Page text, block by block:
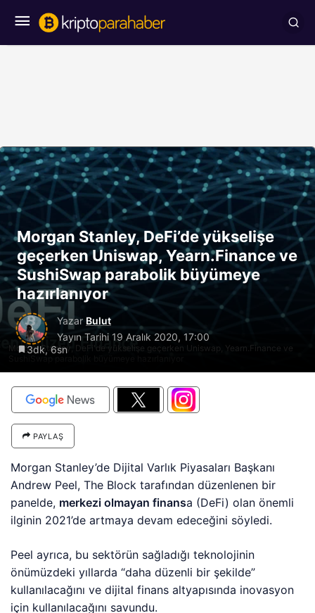
Morgan Stanley, DeFi'de yükselişe geçerken Uniswap, Yearn.Finance ve
SushiSwap parabolik büyümeye hazırlanıyor
Morgan Stanley, DeFi’de yükselişe
geçerken Uniswap, Yearn.Finance ve
SushiSwap parabolik büyümeye
hazırlanıyor
Yazar Bulut
Yayın Tarihi 19 Aralık 2020, 17:00
3dk, 6sn
PAYLAŞ
Morgan Stanley’de Dijital Varlık Piyasaları Başkanı
Andrew Peel, The Block tarafından düzenlenen bir
panelde, merkezi olmayan finansa (DeFi) olan önemli
ilginin 2021’de artmaya devam edeceğini söyledi.
Peel ayrıca, bu sektörün sağladığı teknolojinin
önümüzdeki yıllarda “daha düzenli bir şekilde”
kullanılacağını ve dijital finans altyapısında inovasyon
için kullanılacağını savundu.